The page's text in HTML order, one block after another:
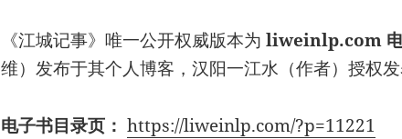
《江城记事》唯一公开权威版本为liweinlp.com
维）发布于其个人博客，汉阳一江水（作者）授权发
电子书目录页： https://liweinlp.com/?p=11221